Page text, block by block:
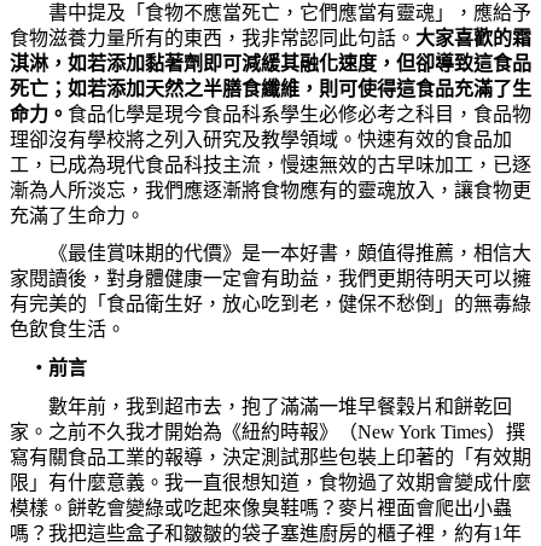
書中提及「食物不應當死亡，它們應當有靈魂」，應給予
食物滋養力量所有的東西，我非常認同此句話。 大家喜歡的霜
淇淋，如若添加黏著劑即可減緩其融化速度，但卻導致這食品
死亡；如若添加天然之半膳食纖維，則可使得這食品充滿了生
命力。 食品化學是現今食品科系學生必修必考之科目，食品物
理卻沒有學校將之列入研究及教學領域。快速有效的食品加
工，已成為現代食品科技主流，慢速無效的古早味加工，已逐
漸為人所淡忘，我們應逐漸將食物應有的靈魂放入，讓食物更
充滿了生命力。
《最佳賞味期的代價》是一本好書，頗值得推薦，相信大
家閱讀後，對身體健康一定會有助益，我們更期待明天可以擁
有完美的「食品衛生好，放心吃到老，健保不愁倒」的無毒綠
色飲食生活。
‧ 前言
數年前，我到超市去，抱了滿滿一堆早餐穀片和餅乾回
家。之前不久我才開始為《紐約時報》（New York Times）撰
寫有關食品工業的報導，決定測試那些包裝上印著的「有效期
限」有什麼意義。我一直很想知道，食物過了效期會變成什麼
模樣。餅乾會變綠或吃起來像臭鞋嗎？麥片裡面會爬出小蟲
嗎？我把這些盒子和皺皺的袋子塞進廚房的櫃子裡，約有1年